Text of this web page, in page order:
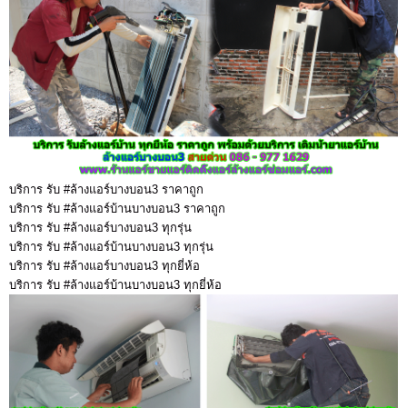
บริการ รับ #ล้างแอร์บางบอน3 ราคาถูก
บริการ รับ #ล้างแอร์บ้านบางบอน3 ราคาถูก
บริการ รับ #ล้างแอร์บางบอน3 ทุกรุ่น
บริการ รับ #ล้างแอร์บ้านบางบอน3 ทุกรุ่น
บริการ รับ #ล้างแอร์บางบอน3 ทุกยี่ห้อ
บริการ รับ #ล้างแอร์บ้านบางบอน3 ทุกยี่ห้อ